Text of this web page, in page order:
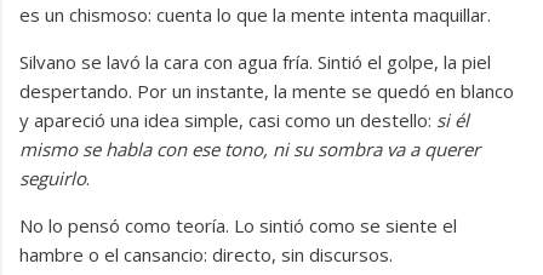
es un chismoso: cuenta lo que la mente intenta maquillar.
Silvano se lavó la cara con agua fría. Sintió el golpe, la piel
despertando. Por un instante, la mente se quedó en blanco
y apareció una idea simple, casi como un destello: si él
mismo se habla con ese tono, ni su sombra va a querer
seguirlo.
No lo pensó como teoría. Lo sintió como se siente el
hambre o el cansancio: directo, sin discursos.